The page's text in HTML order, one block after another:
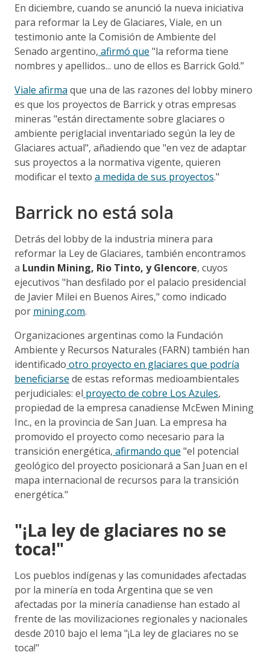
En diciembre, cuando se anunció la nueva iniciativa
para reformar la Ley de Glaciares, Viale, en un
testimonio ante la Comisión de Ambiente del
Senado argentino, afirmó que "la reforma tiene
nombres y apellidos... uno de ellos es Barrick Gold.”
Viale afirma que una de las razones del lobby minero
es que los proyectos de Barrick y otras empresas
mineras "están directamente sobre glaciares o
ambiente periglacial inventariado según la ley de
Glaciares actual", añadiendo que "en vez de adaptar
sus proyectos a la normativa vigente, quieren
modificar el texto a medida de sus proyectos."
Barrick no está sola
Detrás del lobby de la industria minera para
reformar la Ley de Glaciares, también encontramos
a Lundin Mining, Rio Tinto, y Glencore, cuyos
ejecutivos "han desfilado por el palacio presidencial
de Javier Milei en Buenos Aires," como indicado
por mining.com.
Organizaciones argentinas como la Fundación
Ambiente y Recursos Naturales (FARN) también han
identificado otro proyecto en glaciares que podría
beneficiarse de estas reformas medioambientales
perjudiciales: el proyecto de cobre Los Azules,
propiedad de la empresa canadiense McEwen Mining
Inc., en la provincia de San Juan. La empresa ha
promovido el proyecto como necesario para la
transición energética, afirmando que "el potencial
geológico del proyecto posicionará a San Juan en el
mapa internacional de recursos para la transición
energética."
"¡La ley de glaciares no se
toca!"
Los pueblos indígenas y las comunidades afectadas
por la minería en toda Argentina que se ven
afectadas por la minería canadiense han estado al
frente de las movilizaciones regionales y nacionales
desde 2010 bajo el lema "¡La ley de glaciares no se
toca!"